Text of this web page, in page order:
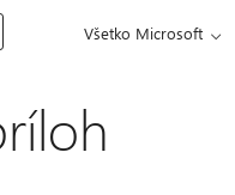
Všetko Microsoft